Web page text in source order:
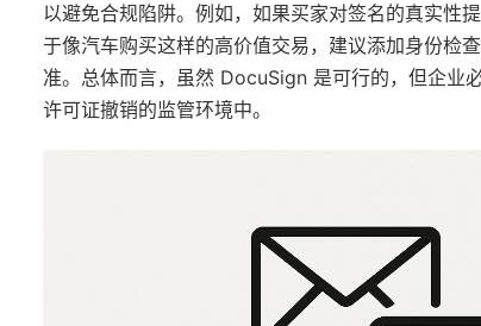
以避免合规陷阱。例如，如果买家对签名的真实性
于像汽车购买这样的高价值交易，建议添加身份检
准。总体而言，虽然 DocuSign 是可行的，但企业
许可证撤销的监管环境中。